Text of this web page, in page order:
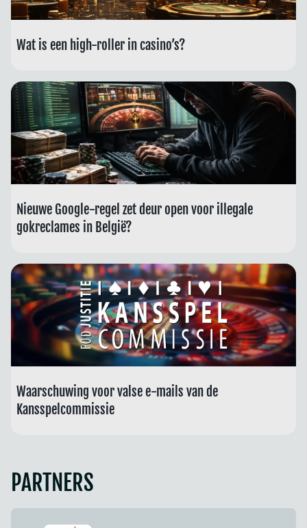
Wat is een high-roller in casino’s?
Nieuwe Google-regel zet deur open voor illegale
gokreclames in België?
Waarschuwing voor valse e-mails van de
Kansspelcommissie
PARTNERS